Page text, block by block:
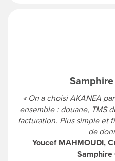
« On a choisi AKANEA
ensemble : douane, TMS
facturation. Plus simple et
de
Youcef MAHMOUDI,
Samphire